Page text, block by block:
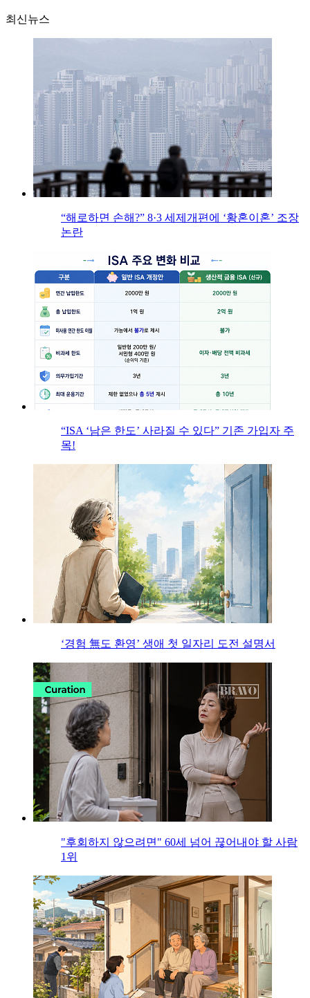
최신뉴스
“해로하면 손해?” 8·3 세제개편에 ‘황혼이혼’ 조장
논란
“ISA ‘남은 한도’ 사라질 수 있다” 기존 가입자 주
목!
‘경험 無도 환영’ 생애 첫 일자리 도전 설명서
"후회하지 않으려면" 60세 넘어 끊어내야 할 사람
1위